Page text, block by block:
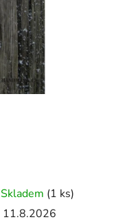
Skladem (1 ks)
11.8.2026